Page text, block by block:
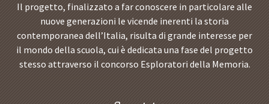
Il progetto, finalizzato a far conoscere in particolare alle
nuove generazioni le vicende inerenti la storia
contemporanea dell’Italia, risulta di grande interesse per
il mondo della scuola, cui è dedicata una fase del progetto
stesso attraverso il concorso Esploratori della Memoria.